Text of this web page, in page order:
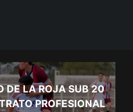
DE LA ROJA SUB 20
PROFESIONAL